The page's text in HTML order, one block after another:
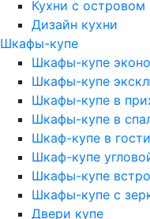
Кухни с островом
Дизайн кухни
Шкафы-купе
Шкафы-купе
Шкафы-купе
Шкафы-купе в
Шкафы-купе в
Шкаф-купе в
Шкаф-купе
Шкафы-купе
Шкафы-купе с
Двери купе